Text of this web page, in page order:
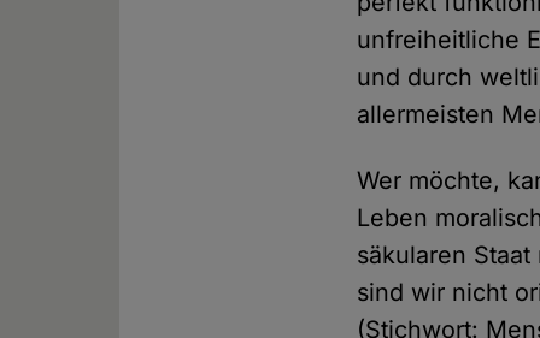
unfreiheitliche
und durch
allermeisten
Wer möchte,
Leben
säkularen
sind wir nicht
(Stichwort: